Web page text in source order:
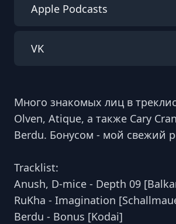
Apple Podcasts
VK
Много знакомых лиц в
Olven, Atique, а также Cary
Berdu. Бонусом - мой свежий
Tracklist:
Anush, D-mice - Depth 09
RuKha - Imagination
Berdu - Bonus [Kodai]